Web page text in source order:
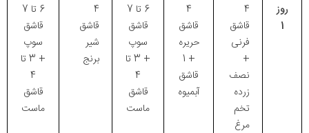
روز
1
4
قاشق
فرنی
+
نصف
زرده
تخم
مرغ
4
قاشق
حریره
+ 1
قاشق
آبمیوه
6 تا 7
قاشق
سوپ
+ 3 تا
4
قاشق
ماست
4
قاشق
شیر
برنج
6 تا 7
قاشق
سوپ
+ 3 تا
4
قاشق
ماست